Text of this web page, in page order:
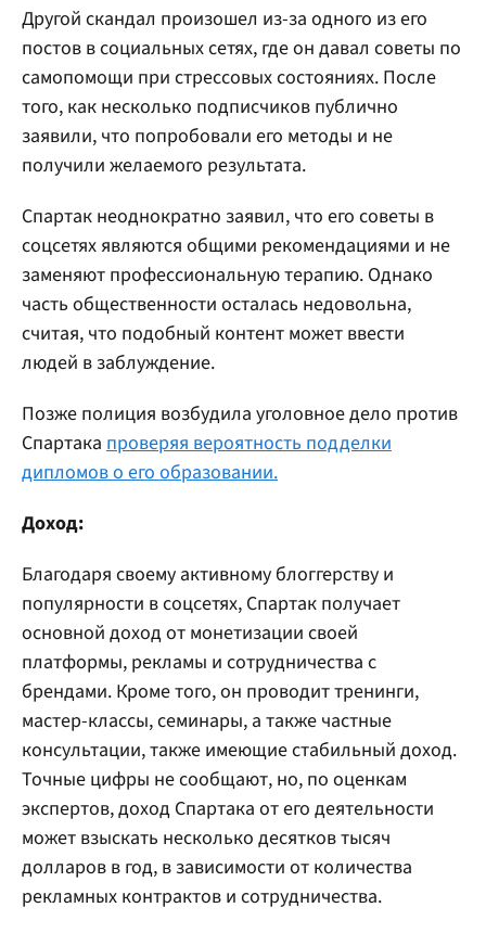
Другой скандал произошел из-за одного из его
постов в социальных сетях, где он давал советы по
самопомощи при стрессовых состояниях. После
того, как несколько подписчиков публично
заявили, что попробовали его методы и не
получили желаемого результата.
Спартак неоднократно заявил, что его советы в
соцсетях являются общими рекомендациями и не
заменяют профессиональную терапию. Однако
часть общественности осталась недовольна,
считая, что подобный контент может ввести
людей в заблуждение.
Позже полиция возбудила уголовное дело против
Спартака проверяя вероятность подделки
дипломов о его образовании.
Доход:
Благодаря своему активному блоггерству и
популярности в соцсетях, Спартак получает
основной доход от монетизации своей
платформы, рекламы и сотрудничества с
брендами. Кроме того, он проводит тренинги,
мастер-классы, семинары, а также частные
консультации, также имеющие стабильный доход.
Точные цифры не сообщают, но, по оценкам
экспертов, доход Спартака от его деятельности
может взыскать несколько десятков тысяч
долларов в год, в зависимости от количества
рекламных контрактов и сотрудничества.